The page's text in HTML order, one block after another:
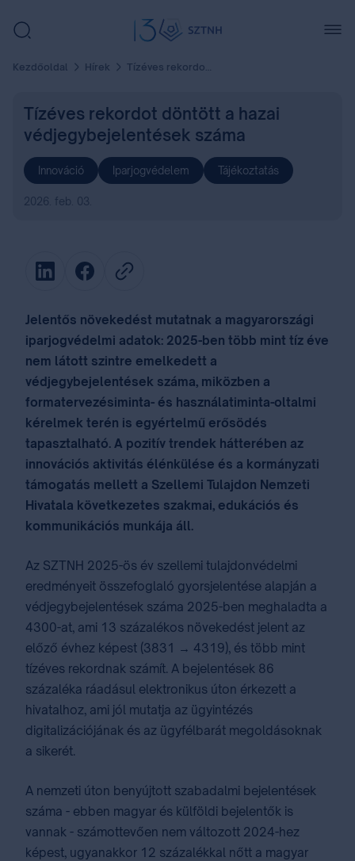
Kezdőoldal Hírek Tízéves rekordot döntött a hazai védjegybejelentések száma
Tízéves rekordot döntött a hazai
védjegybejelentések száma
Innováció Iparjogvédelem Tájékoztatás
2026. feb. 03.
Jelentős növekedést mutatnak a magyarországi
iparjogvédelmi adatok: 2025-ben több mint tíz éve
nem látott szintre emelkedett a
védjegybejelentések száma, miközben a
formatervezésiminta- és használatiminta-oltalmi
kérelmek terén is egyértelmű erősödés
tapasztalható. A pozitív trendek hátterében az
innovációs aktivitás élénkülése és a kormányzati
támogatás mellett a Szellemi Tulajdon Nemzeti
Hivatala következetes szakmai, edukációs és
kommunikációs munkája áll.
Az SZTNH 2025-ös év szellemi tulajdonvédelmi
eredményeit összefoglaló gyorsjelentése alapján a
védjegybejelentések száma 2025-ben meghaladta a
4300-at, ami 13 százalékos növekedést jelent az
előző évhez képest (3831 → 4319), és több mint
tízéves rekordnak számít. A bejelentések 86
százaléka ráadásul elektronikus úton érkezett a
hivatalhoz, ami jól mutatja az ügyintézés
digitalizációjának és az ügyfélbarát megoldásoknak
a sikerét.
A nemzeti úton benyújtott szabadalmi bejelentések
száma - ebben magyar és külföldi bejelentők is
vannak - számottevően nem változott 2024-hez
képest, ugyanakkor 12 százalékkal nőtt a magyar